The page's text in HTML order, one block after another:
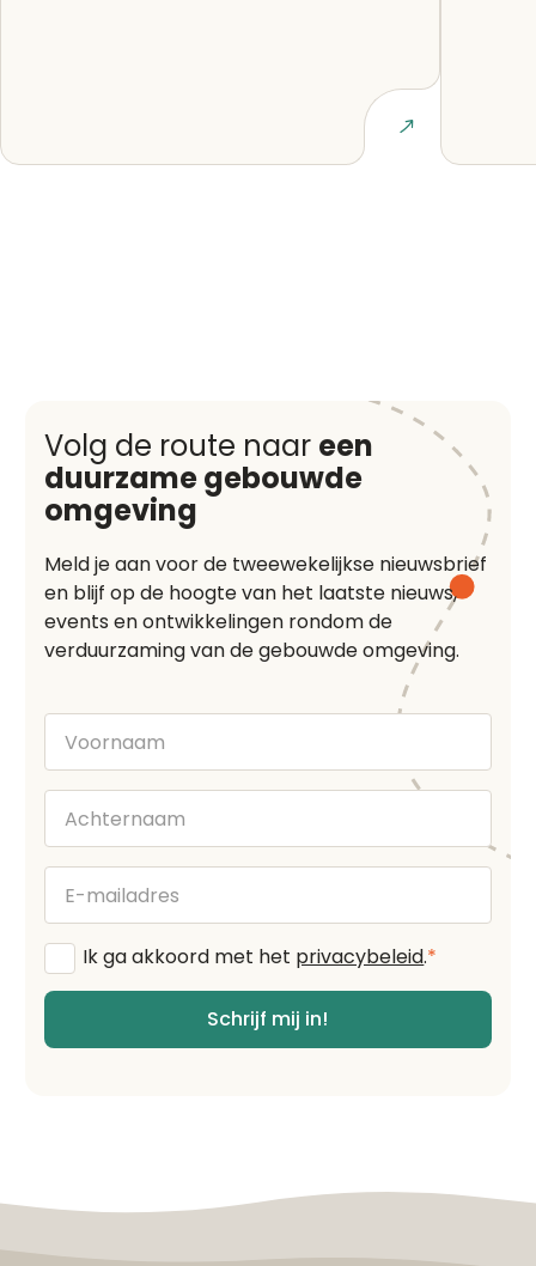
Lees artikel
Volg de route naar een
duurzame gebouwde
omgeving
Meld je aan voor de tweewekelijkse nieuwsbrief
en blijf op de hoogte van het laatste nieuws,
events en ontwikkelingen rondom de
verduurzaming van de gebouwde omgeving.
Voornaam
Achternaam
E-
mailadres
Algemene
voorwaarden*
Ik ga akkoord met het privacybeleid.*
Schrijf mij in!